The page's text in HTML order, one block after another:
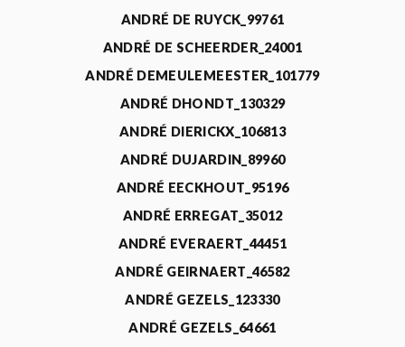
ANDRÉ DE RUYCK_99761
ANDRÉ DE SCHEERDER_24001
ANDRÉ DEMEULEMEESTER_101779
ANDRÉ DHONDT_130329
ANDRÉ DIERICKX_106813
ANDRÉ DUJARDIN_89960
ANDRÉ EECKHOUT_95196
ANDRÉ ERREGAT_35012
ANDRÉ EVERAERT_44451
ANDRÉ GEIRNAERT_46582
ANDRÉ GEZELS_123330
ANDRÉ GEZELS_64661